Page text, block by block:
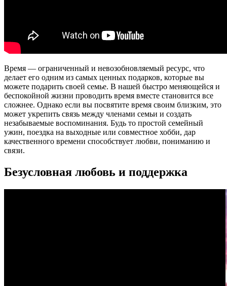
Время — ограниченный и невозобновляемый ресурс, что
делает его одним из самых ценных подарков, которые вы
можете подарить своей семье. В нашей быстро меняющейся и
беспокойной жизни проводить время вместе становится все
сложнее. Однако если вы посвятите время своим близким, это
может укрепить связь между членами семьи и создать
незабываемые воспоминания. Будь то простой семейный
ужин, поездка на выходные или совместное хобби, дар
качественного времени способствует любви, пониманию и
связи.
Безусловная любовь и поддержка